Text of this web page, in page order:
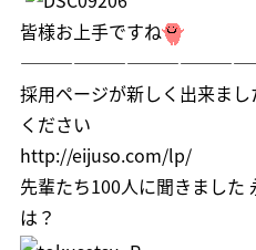
皆様お上手ですね
採用ページが新しく出来ま
ください
http://eijuso.com/lp/
先輩たち100人に聞きました
は？